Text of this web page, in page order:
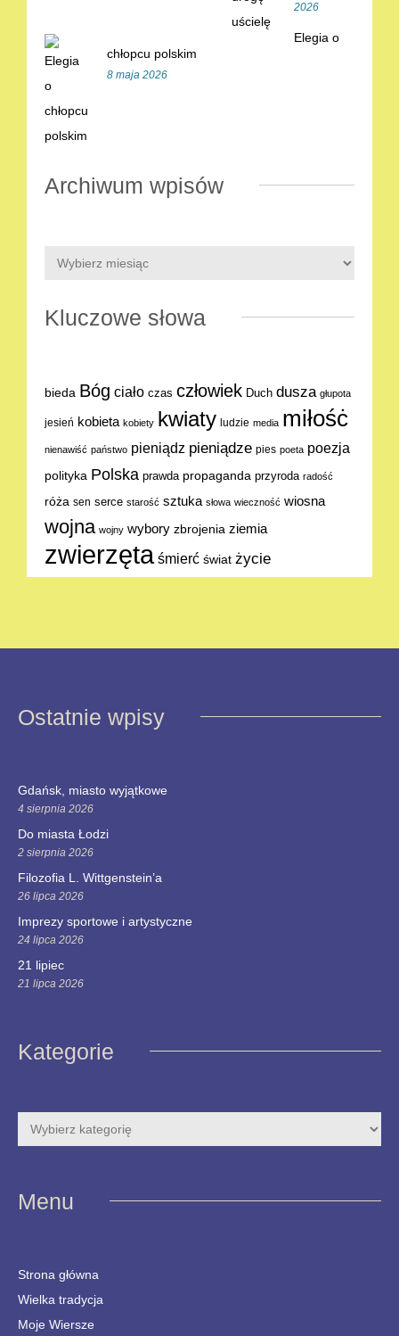
2026
Elegia o
chłopcu polskim
8 maja 2026
Archiwum wpisów
Kluczowe słowa
bieda Bóg ciało czas człowiek Duch dusza głupota
jesień kobieta kobiety kwiaty ludzie media miłośċ
nienawiść państwo pieniądz pieniądze pies poeta poezja
polityka Polska prawda propaganda przyroda radość
róża sen serce starość sztuka słowa wieczność wiosna
wojna wojny wybory zbrojenia ziemia
zwierzęta śmierć świat życie
Ostatnie wpisy
Gdańsk, miasto wyjątkowe
4 sierpnia 2026
Do miasta Łodzi
2 sierpnia 2026
Filozofia L. Wittgenstein’a
26 lipca 2026
Imprezy sportowe i artystyczne
24 lipca 2026
21 lipiec
21 lipca 2026
Kategorie
Menu
Strona główna
Wielka tradycja
Moje Wiersze